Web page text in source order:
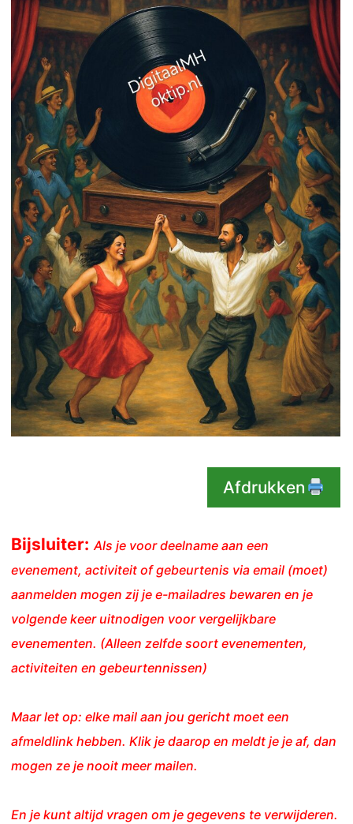
Afdrukken
Bijsluiter: Als je voor deelname aan een
evenement, activiteit of gebeurtenis via email (moet)
aanmelden mogen zij je e-mailadres bewaren en je
volgende keer uitnodigen voor vergelijkbare
evenementen. (Alleen zelfde soort evenementen,
activiteiten en gebeurtennissen)
Maar let op: elke mail aan jou gericht moet een
afmeldlink hebben. Klik je daarop en meldt je je af, dan
mogen ze je nooit meer mailen.
En je kunt altijd vragen om je gegevens te verwijderen.